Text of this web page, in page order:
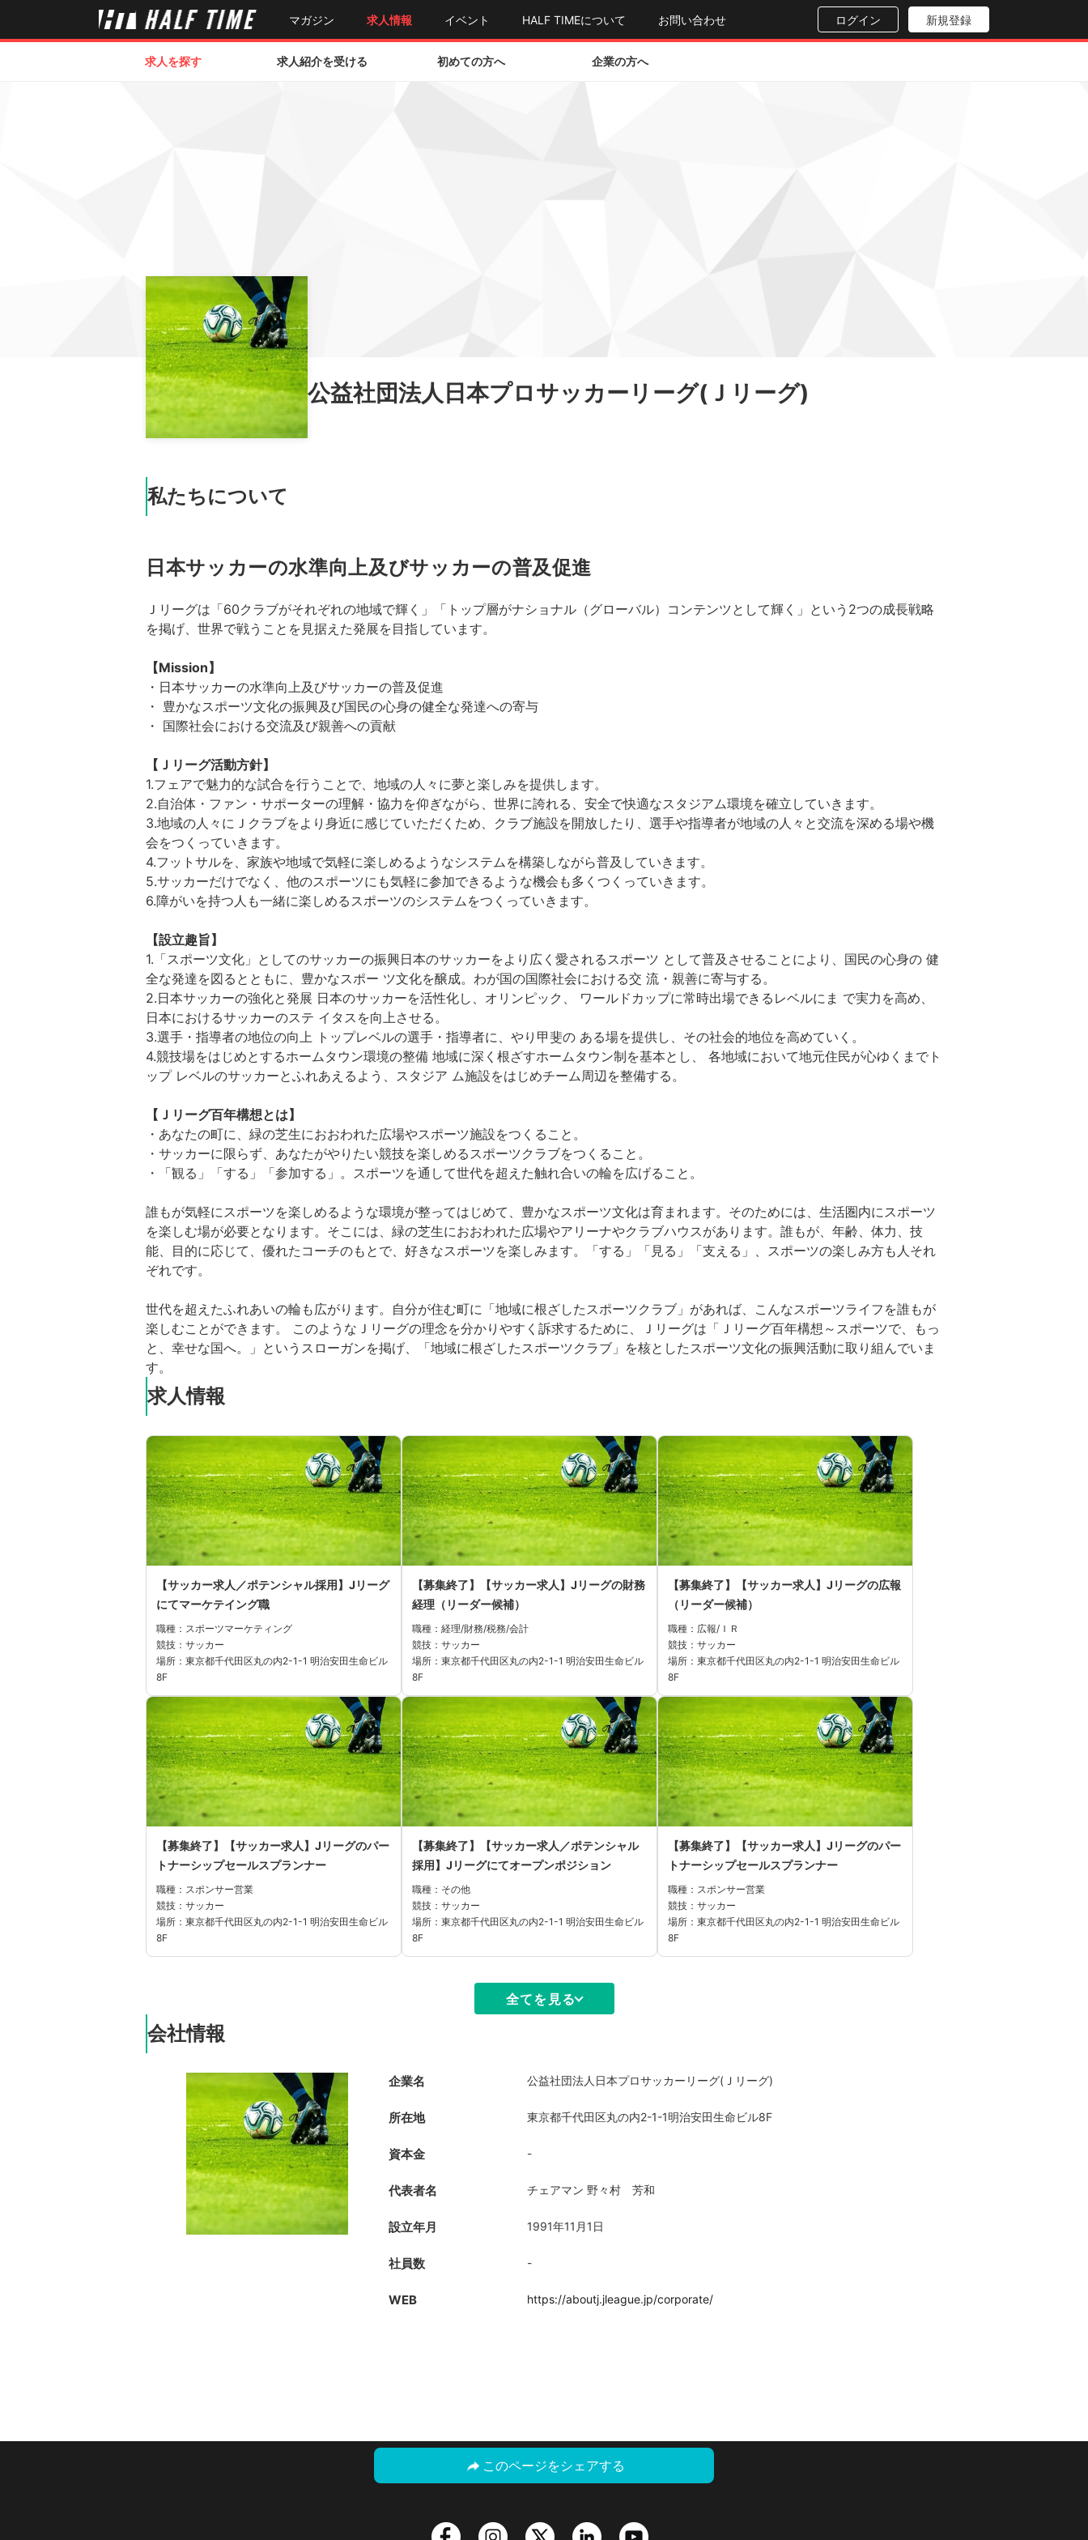
マガジン 求人情報 イベント HALF TIMEについて お問い合わせ ログイン 新規登録
求人を探す 求人紹介を受ける 初めての方へ 企業の方へ
公益社団法人日本プロサッカーリーグ(Ｊリーグ)
私たちについて
日本サッカーの水準向上及びサッカーの普及促進
Ｊリーグは「60クラブがそれぞれの地域で輝く」「トップ層がナショナル（グローバル）コンテンツとして輝く」という2つの成長戦略
を掲げ、世界で戦うことを見据えた発展を目指しています。
【Mission】
・日本サッカーの水準向上及びサッカーの普及促進
・ 豊かなスポーツ文化の振興及び国民の心身の健全な発達への寄与
・ 国際社会における交流及び親善への貢献
【Ｊリーグ活動方針】
1.フェアで魅力的な試合を行うことで、地域の人々に夢と楽しみを提供します。
2.自治体・ファン・サポーターの理解・協力を仰ぎながら、世界に誇れる、安全で快適なスタジアム環境を確立していきます。
3.地域の人々にＪクラブをより身近に感じていただくため、クラブ施設を開放したり、選手や指導者が地域の人々と交流を深める場や機
会をつくっていきます。
4.フットサルを、家族や地域で気軽に楽しめるようなシステムを構築しながら普及していきます。
5.サッカーだけでなく、他のスポーツにも気軽に参加できるような機会も多くつくっていきます。
6.障がいを持つ人も一緒に楽しめるスポーツのシステムをつくっていきます。
【設立趣旨】
1.「スポーツ文化」としてのサッカーの振興日本のサッカーをより広く愛されるスポーツ として普及させることにより、国民の心身の 健
全な発達を図るとともに、豊かなスポー ツ文化を醸成。わが国の国際社会における交 流・親善に寄与する。
2.日本サッカーの強化と発展 日本のサッカーを活性化し、オリンピック、 ワールドカップに常時出場できるレベルにま で実力を高め、
日本におけるサッカーのステ イタスを向上させる。
3.選手・指導者の地位の向上 トップレベルの選手・指導者に、やり甲斐の ある場を提供し、その社会的地位を高めていく。
4.競技場をはじめとするホームタウン環境の整備 地域に深く根ざすホームタウン制を基本とし、 各地域において地元住民が心ゆくまでト
ップ レベルのサッカーとふれあえるよう、スタジア ム施設をはじめチーム周辺を整備する。
【Ｊリーグ百年構想とは】
・あなたの町に、緑の芝生におおわれた広場やスポーツ施設をつくること。
・サッカーに限らず、あなたがやりたい競技を楽しめるスポーツクラブをつくること。
・「観る」「する」「参加する」。スポーツを通して世代を超えた触れ合いの輪を広げること。
誰もが気軽にスポーツを楽しめるような環境が整ってはじめて、豊かなスポーツ文化は育まれます。そのためには、生活圏内にスポーツ
を楽しむ場が必要となります。そこには、緑の芝生におおわれた広場やアリーナやクラブハウスがあります。誰もが、年齢、体力、技
能、目的に応じて、優れたコーチのもとで、好きなスポーツを楽しみます。「する」「見る」「支える」、スポーツの楽しみ方も人それ
ぞれです。
世代を超えたふれあいの輪も広がります。自分が住む町に「地域に根ざしたスポーツクラブ」があれば、こんなスポーツライフを誰もが
楽しむことができます。 このようなＪリーグの理念を分かりやすく訴求するために、Ｊリーグは「Ｊリーグ百年構想～スポーツで、もっ
と、幸せな国へ。」というスローガンを掲げ、「地域に根ざしたスポーツクラブ」を核としたスポーツ文化の振興活動に取り組んでいま
す。
求人情報
【サッカー求人／ポテンシャル採用】Jリーグ
にてマーケテイング職
職種：スポーツマーケティング
競技：サッカー
場所：東京都千代田区丸の内2-1-1 明治安田生命ビル
8F
【募集終了】【サッカー求人】Jリーグの財務
経理（リーダー候補）
職種：経理/財務/税務/会計
競技：サッカー
場所：東京都千代田区丸の内2-1-1 明治安田生命ビル
8F
【募集終了】【サッカー求人】Jリーグの広報
（リーダー候補）
職種：広報/ＩＲ
競技：サッカー
場所：東京都千代田区丸の内2-1-1 明治安田生命ビル
8F
【募集終了】【サッカー求人】Jリーグのパー
トナーシップセールスプランナー
職種：スポンサー営業
競技：サッカー
場所：東京都千代田区丸の内2-1-1 明治安田生命ビル
8F
【募集終了】【サッカー求人／ポテンシャル
採用】Jリーグにてオープンポジション
職種：その他
競技：サッカー
場所：東京都千代田区丸の内2-1-1 明治安田生命ビル
8F
【募集終了】【サッカー求人】Jリーグのパー
トナーシップセールスプランナー
職種：スポンサー営業
競技：サッカー
場所：東京都千代田区丸の内2-1-1 明治安田生命ビル
8F
全てを見る
会社情報
企業名 公益社団法人日本プロサッカーリーグ(Ｊリーグ)
所在地 東京都千代田区丸の内2-1-1明治安田生命ビル8F
資本金 -
代表者名 チェアマン 野々村 芳和
設立年月 1991年11月1日
社員数 -
WEB https://aboutj.jleague.jp/corporate/
このページをシェアする